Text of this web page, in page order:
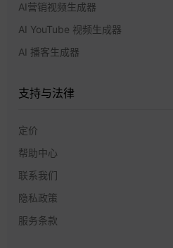
AI营销视频生成器
AI YouTube 视频生成器
AI 播客生成器
支持与法律
定价
帮助中心
联系我们
隐私政策
服务条款